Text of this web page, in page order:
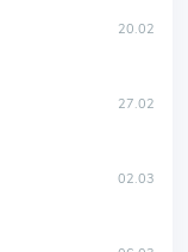
20.02
27.02
02.03